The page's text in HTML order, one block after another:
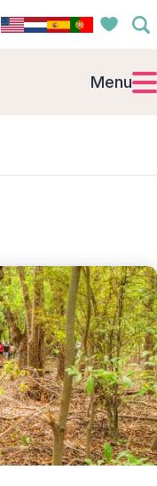
Menu